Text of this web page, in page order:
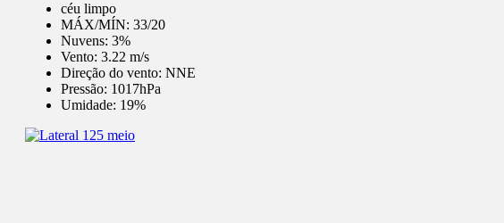
céu limpo
MÁX/MÍN: 33/20
Nuvens: 3%
Vento: 3.22 m/s
Direção do vento: NNE
Pressão: 1017hPa
Umidade: 19%